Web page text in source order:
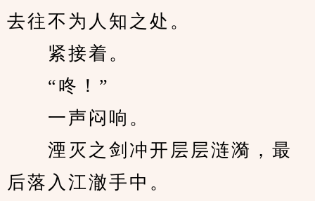
去往不为人知之处。
紧接着。
“咚！”
一声闷响。
湮灭之剑冲开层层涟漪，最
后落入江澈手中。